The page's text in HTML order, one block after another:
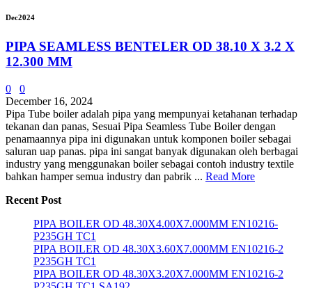
Dec2024
PIPA SEAMLESS BENTELER OD 38.10 X 3.2 X
12.300 MM
0
0
December 16, 2024
Pipa Tube boiler adalah pipa yang mempunyai ketahanan terhadap
tekanan dan panas, Sesuai Pipa Seamless Tube Boiler dengan
penamaannya pipa ini digunakan untuk komponen boiler sebagai
saluran uap panas. pipa ini sangat banyak digunakan oleh berbagai
industry yang menggunakan boiler sebagai contoh industry textile
bahkan hamper semua industry dan pabrik ... Read More
Recent Post
PIPA BOILER OD 48.30X4.00X7.000MM EN10216-
P235GH TC1
PIPA BOILER OD 48.30X3.60X7.000MM EN10216-2
P235GH TC1
PIPA BOILER OD 48.30X3.20X7.000MM EN10216-2